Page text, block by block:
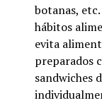
botanas,
hábitos
evita
preparados
sandwiches